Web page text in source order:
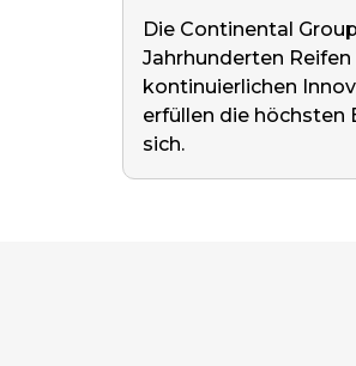
Die Continental
Jahrhunderten
kontinuierlichen
erfüllen die höchsten
sich.